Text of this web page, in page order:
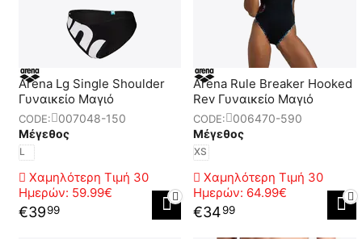
Arena Lg Single Shoulder
Γυναικείο Μαγιό
CODE:
007048-150
Μέγεθος
L
Χαμηλότερη Τιμή 30
Ημερών: 59.99€
€3999
Arena Rule Breaker Hooked
Rev Γυναικείο Μαγιό
CODE:
006470-590
Μέγεθος
XS
Χαμηλότερη Τιμή 30
Ημερών: 64.99€
€3499